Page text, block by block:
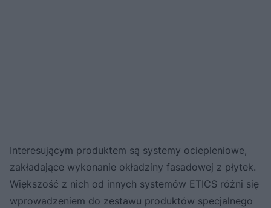
Interesującym produktem są systemy ociepleniowe,
zakładające wykonanie okładziny fasadowej z płytek.
Większość z nich od innych systemów ETICS różni się
wprowadzeniem do zestawu produktów specjalnego